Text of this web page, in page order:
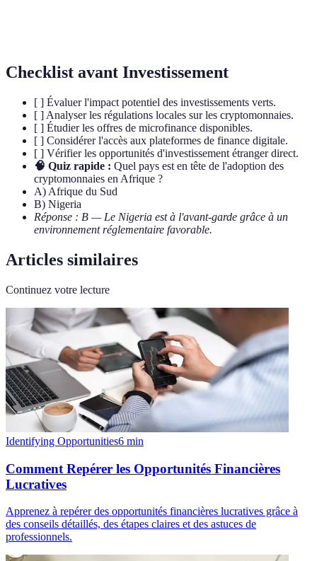
Checklist avant Investissement
[ ] Évaluer l'impact potentiel des investissements verts.
[ ] Analyser les régulations locales sur les cryptomonnaies.
[ ] Étudier les offres de microfinance disponibles.
[ ] Considérer l'accès aux plateformes de finance digitale.
[ ] Vérifier les opportunités d'investissement étranger direct.
🧠 Quiz rapide : Quel pays est en tête de l'adoption des
cryptomonnaies en Afrique ?
A) Afrique du Sud
B) Nigeria
Réponse : B — Le Nigeria est à l'avant-garde grâce à un
environnement réglementaire favorable.
Articles similaires
Continuez votre lecture
Identifying Opportunities6 min
Comment Repérer les Opportunités Financières
Lucratives
Apprenez à repérer des opportunités financières lucratives grâce à
des conseils détaillés, des étapes claires et des astuces de
professionnels.